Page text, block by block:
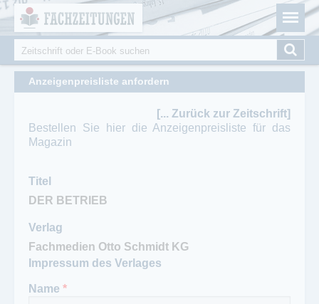
Fachzeitungen.de - Das unabhängige Portal für
Fachmagazine Fachpublikationen & eBooks
Suchformular
Suche
Anzeigenpreisliste anfordern
[... Zurück zur Zeitschrift]
Bestellen Sie hier die Anzeigenpreisliste für das
Magazin
Titel
Verlag
Impressum des Verlages
Name *
Cookie-Einstellungen